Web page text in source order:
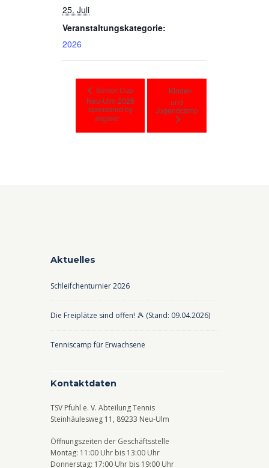
25. Juli
Veranstaltungskategorie:
2026
Senior Cup
Neu-Ulm 2026
sponsored by
allgaier
Kinder-
und
Jugendcamp
Aktuelles
Schleifchenturnier 2026
Die Freiplätze sind offen! 🎾 (Stand: 09.04.2026)
Tenniscamp für Erwachsene
Kontaktdaten
TSV Pfuhl e. V. Abteilung Tennis
Steinhäulesweg 11, 89233 Neu-Ulm
Öffnungszeiten der Geschäftsstelle
Montag: 11:00 Uhr bis 13:00 Uhr
Donnerstag: 17:00 Uhr bis 19:00 Uhr